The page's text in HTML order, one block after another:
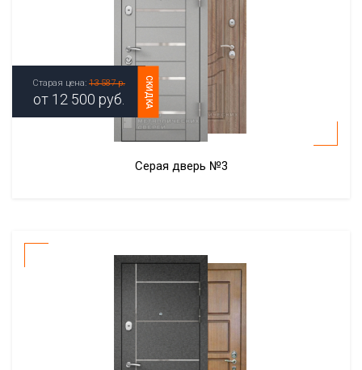
СКИДКА
Старая цена: 13 587 р.
от 12 500 руб.
Серая дверь №3